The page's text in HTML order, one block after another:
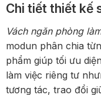
Chi tiết thiết kế
Vách ngăn phòng
modun phân chia
phẩm giúp tối ưu
làm việc riêng tư
tương tác, trao đổi